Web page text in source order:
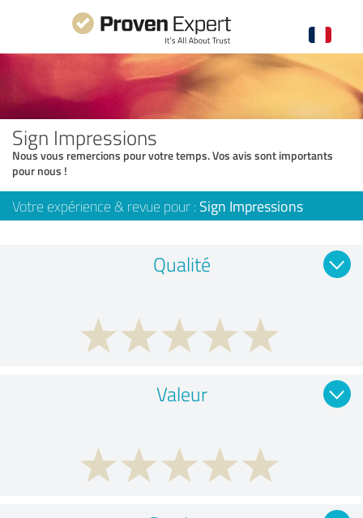
Sign Impressions
Nous vous remercions pour votre temps. Vos avis sont importants
pour nous !
Votre expérience & revue pour : Sign Impressions
Qualité
Valeur